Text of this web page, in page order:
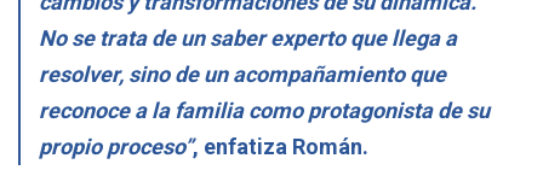
No se trata de un saber experto que llega a
resolver, sino de un acompañamiento que
reconoce a la familia como protagonista de su
propio proceso”, enfatiza Román.